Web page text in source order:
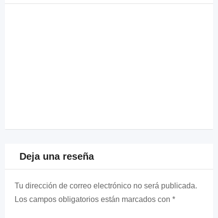
Deja una reseña
Tu dirección de correo electrónico no será publicada.
Los campos obligatorios están marcados con *